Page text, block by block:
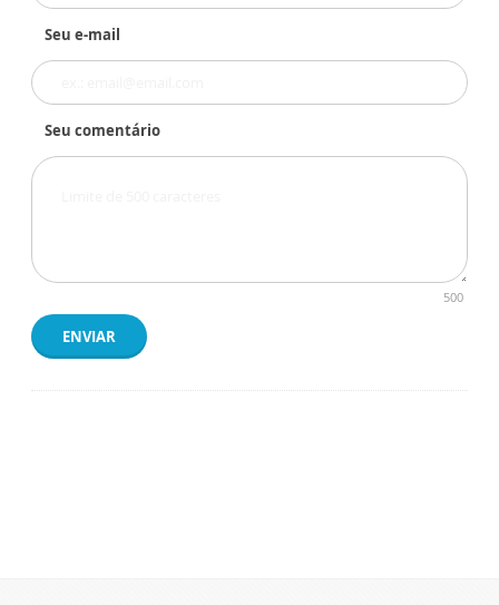
Seu e-mail
Seu comentário
500
ENVIAR